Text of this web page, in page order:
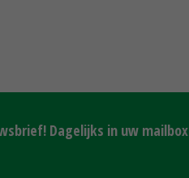
Dagelijks in uw mailbox